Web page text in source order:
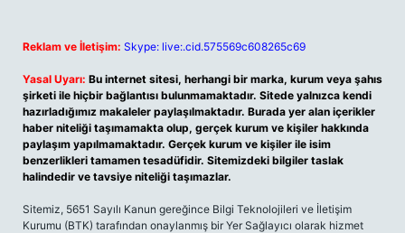
Reklam ve İletişim: Skype: live:.cid.575569c608265c69
Yasal Uyarı: Bu internet sitesi, herhangi bir marka, kurum veya şahıs
şirketi ile hiçbir bağlantısı bulunmamaktadır. Sitede yalnızca kendi
hazırladığımız makaleler paylaşılmaktadır. Burada yer alan içerikler
haber niteliği taşımamakta olup, gerçek kurum ve kişiler hakkında
paylaşım yapılmamaktadır. Gerçek kurum ve kişiler ile isim
benzerlikleri tamamen tesadüfidir. Sitemizdeki bilgiler taslak
halindedir ve tavsiye niteliği taşımazlar.
Sitemiz, 5651 Sayılı Kanun gereğince Bilgi Teknolojileri ve İletişim
Kurumu (BTK) tarafından onaylanmış bir Yer Sağlayıcı olarak hizmet